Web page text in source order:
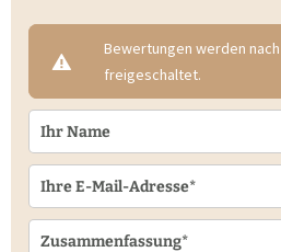
Bewertungen werden
freigeschaltet.